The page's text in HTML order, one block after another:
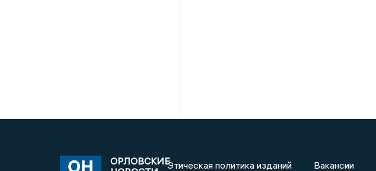
ОРЛОВСКИЕЭтическая политика изданий Вакансии